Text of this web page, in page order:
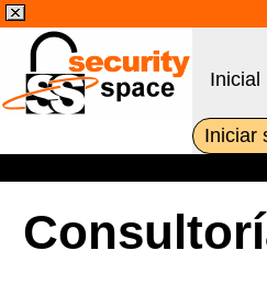
Iniciar